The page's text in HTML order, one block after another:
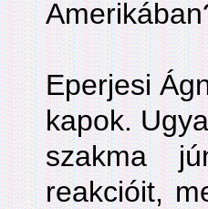
Eperjesi
kapok.
szakma
reakcióit,